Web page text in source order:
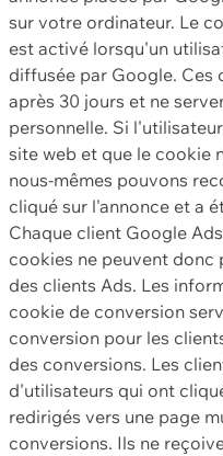
sur votre ordinateur. Le
est activé lorsqu'un
diffusée par Google.
après 30 jours et ne
personnelle. Si
site web et que le cookie
nous-mêmes pouvons
cliqué sur l'annonce et a
Chaque client Google
cookies ne peuvent donc
des clients Ads. Les
cookie de conversion
conversion pour les
des conversions. Les
d'utilisateurs qui ont
redirigés vers une page
conversions. Ils ne